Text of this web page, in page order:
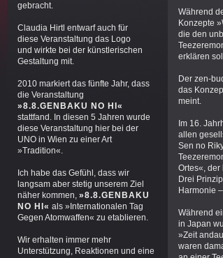
gebracht.
Claudia Hirtl entwarf auch für
diese Veranstaltung das Logo
und wirkte bei der künstlerischen
Gestaltung mit.
2010 markiert das fünfte Jahr, dass
die Veranstaltung
»8.8.GENBAKU NO HI«
stattfand. In diesen 5 Jahren wurde
diese Veranstaltung hier bei der
UNO in Wien zu einer Art
»Tradition«.
Ich habe das Gefühl, dass wir
langsam aber stetig unserem Ziel
näher kommen, »8.8.GENBAKU
NO HI« als »Internationalen Tag
Gegen Atomwaffen« zu etablieren.
Wir erhalten immer mehr
Unterstützung, Reaktionen und eine
Während
Konzepte
die den
erklären
Der zen-
das
meint.
Im 16.
allen
Sen no
Ortes«, der
Drei
Harmonie
Während
in Japan
»Zeit
waren